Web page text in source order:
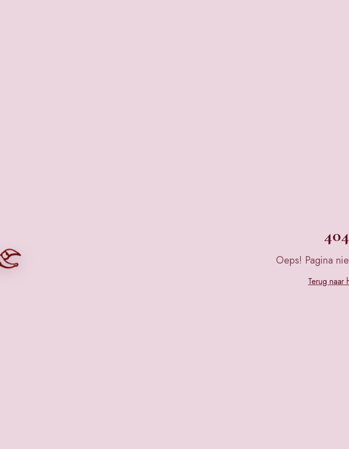
404
Oeps! Pagina
Terug naar